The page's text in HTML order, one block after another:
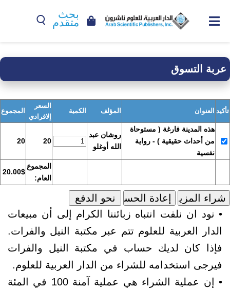
بحث
متقدم
عربة التسوق
تأكيد العنوان المؤلف الكمية
السعر
إلافرادي
المجموع
هذه المدينة فارغة ( مستوحاة
من أحداث حقيقية ) - رواية
نفسية
روشان عبد
الله أوغلو
20
20
المجموع
العام:
20.00$
• نود ان نلفت انتباه زبائننا الكرام إلى أن مبيعات
الدار العربية للعلوم تتم عبر مكتبة النيل والفرات.
فإذا كان لديك حساب في مكتبة النيل والفرات
فيرجى استخدامه للشراء من الدار العربية للعلوم.
• إن عملية الشراء هي عملية آمنة 100 في المئة